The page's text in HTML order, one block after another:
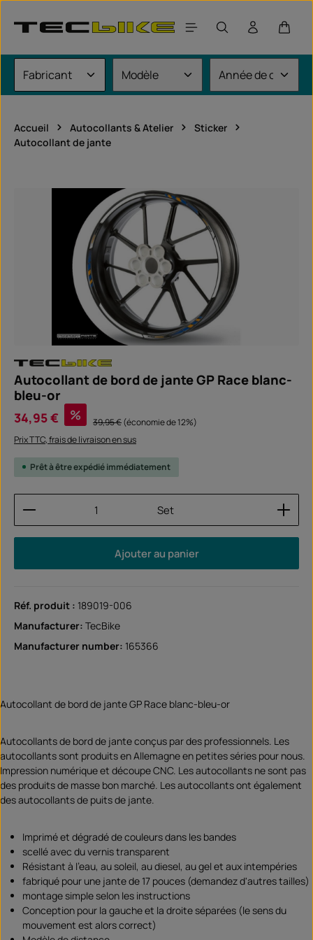
Le
Accueil Autocollants & Atelier
Sticker
Autocollant de jante
Ignorer la galerie d'images
Autocollant de bord de jante GP Race blanc-
bleu-or
Prix de vente :
34,95 € % Prix régulier :
39,95 €(économie de 12%)
Prix TTC, frais de livraison en sus
Prêt à être expédié immédiatement
Quantité de produit : Entrez la quantité
Set
Ajouter au panier
Réf. produit : 189019-006
Manufacturer: TecBike
Manufacturer number: 165366
Autocollant de bord de jante GP Race blanc-bleu-or
Autocollants de bord de jante conçus par des professionnels. Les
autocollants sont produits en Allemagne en petites séries pour nous.
Impression numérique et découpe CNC. Les autocollants ne sont pas
des produits de masse bon marché. Les autocollants ont également
des autocollants de puits de jante.
Imprimé et dégradé de couleurs dans les bandes
scellé avec du vernis transparent
Résistant à l'eau, au soleil, au diesel, au gel et aux intempéries
fabriqué pour une jante de 17 pouces (demandez d'autres tailles)
montage simple selon les instructions
Conception pour la gauche et la droite séparées (le sens du
mouvement est alors correct)